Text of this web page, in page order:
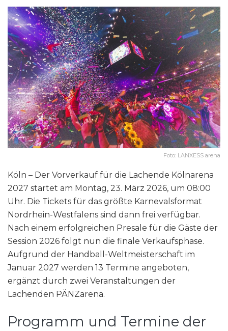
Foto: LANXESS arena
Köln – Der Vorverkauf für die Lachende Kölnarena
2027 startet am Montag, 23. März 2026, um 08:00
Uhr. Die Tickets für das größte Karnevalsformat
Nordrhein-Westfalens sind dann frei verfügbar.
Nach einem erfolgreichen Presale für die Gäste der
Session 2026 folgt nun die finale Verkaufsphase.
Aufgrund der Handball-Weltmeisterschaft im
Januar 2027 werden 13 Termine angeboten,
ergänzt durch zwei Veranstaltungen der
Lachenden PÄNZarena.
Programm und Termine der